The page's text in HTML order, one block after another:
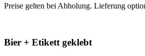
Preise gelten bei Abholung. Lieferung
Bier + Etikett geklebt